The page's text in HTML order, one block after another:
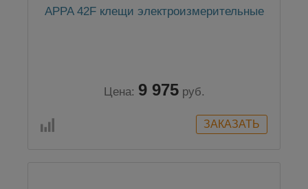
APPA 42F клещи электроизмерительные
Цена: 9 975 руб.